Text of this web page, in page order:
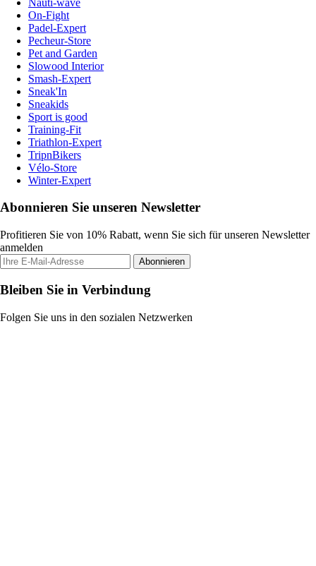
On-Fight
Padel-Expert
Pecheur-Store
Pet and Garden
Slowood Interior
Smash-Expert
Sneak'In
Sneakids
Sport is good
Training-Fit
Triathlon-Expert
TripnBikers
Vélo-Store
Winter-Expert
Abonnieren Sie unseren Newsletter
Profitieren Sie von 10% Rabatt, wenn Sie sich für unseren Newsletter
anmelden
Abonnieren
Bleiben Sie in Verbindung
Folgen Sie uns in den sozialen Netzwerken